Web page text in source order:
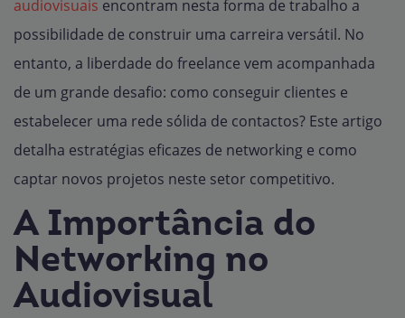
audiovisuais encontram nesta forma de trabalho a
possibilidade de construir uma carreira versátil. No
entanto, a liberdade do freelance vem acompanhada
de um grande desafio: como conseguir clientes e
estabelecer uma rede sólida de contactos? Este artigo
detalha estratégias eficazes de networking e como
captar novos projetos neste setor competitivo.
A Importância do
Networking no
Audiovisual